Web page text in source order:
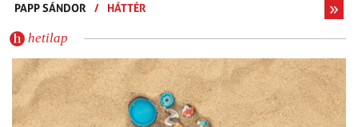
PAPP SÁNDOR
/ HÁTTÉR
hetilap